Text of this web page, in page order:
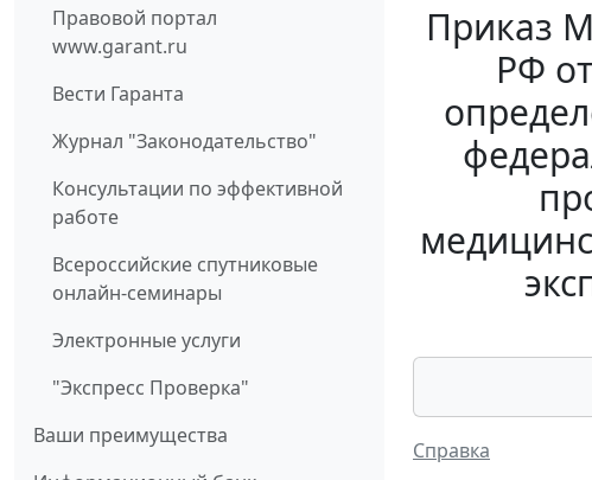
Правовой портал
www.garant.ru
Вести Гаранта
Журнал "Законодательство"
Консультации по эффективной
работе
Всероссийские спутниковые
онлайн-семинары
Электронные услуги
"Экспресс Проверка"
Ваши преимущества
Приказ
РФ
Справка